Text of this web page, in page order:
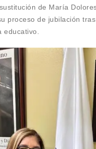
de María
proceso de jubilación
educativo.